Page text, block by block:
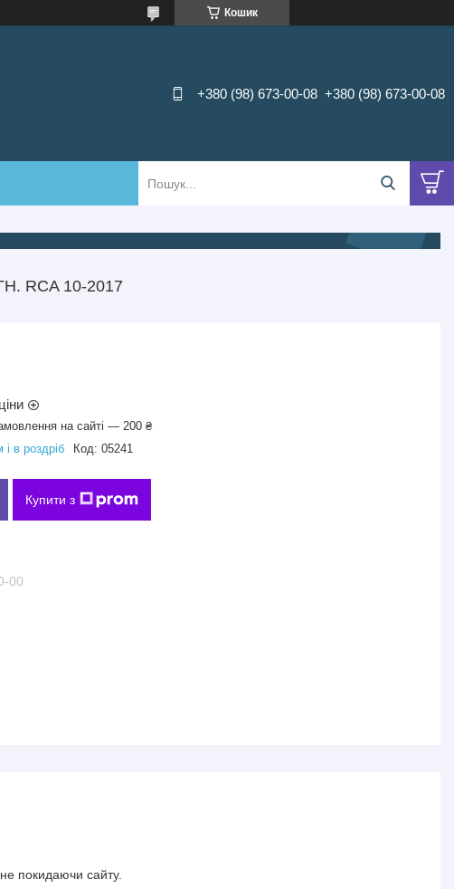
Кошик
+380 (98) 673-00-08 +380 (98) 673-00-08
RCA 10-2017
на сайті — 200 ₴
в роздріб Код: 05241
Купити з
00
покидаючи сайту.